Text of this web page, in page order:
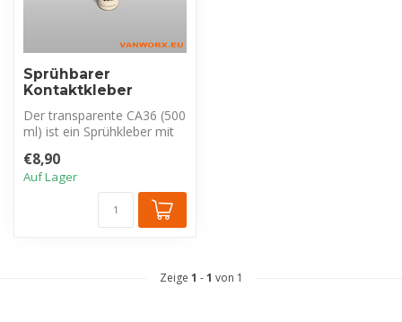
Sprühbarer
Kontaktkleber
Der transparente CA36 (500
ml) ist ein Sprühkleber mit
Feststo...
€8,90
Auf Lager
Zeige 1 -1 von 1